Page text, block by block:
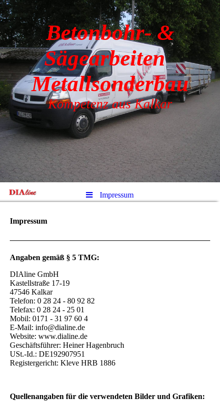
Betonbohr- &
Sägearbeiten
Metallsonderbau
Kompetenz aus Kalkar
Impressum
Impressum
Angaben gemäß § 5 TMG:
DIAline GmbH
Kastellstraße 17-19
47546 Kalkar
Telefon: 0 28 24 - 80 92 82
Telefax: 0 28 24 - 25 01
Mobil: 0171 - 31 97 60 4
E-Mail: info@dialine.de
Website: www.dialine.de
Geschäftsführer: Heiner Hagenbruch
USt.-Id.: DE192907951
Registergericht: Kleve HRB 1886
Quellenangaben für die verwendeten Bilder und Grafiken: